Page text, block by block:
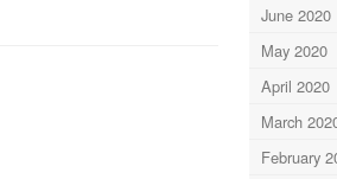
June 2020
May 2020
April 2020
March
February